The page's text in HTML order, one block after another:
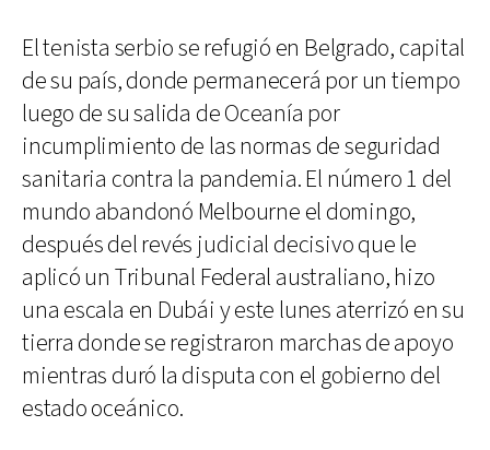
El tenista serbio se refugió en Belgrado, capital
de su país, donde permanecerá por un tiempo
luego de su salida de Oceanía por
incumplimiento de las normas de seguridad
sanitaria contra la pandemia. El número 1 del
mundo abandonó Melbourne el domingo,
después del revés judicial decisivo que le
aplicó un Tribunal Federal australiano, hizo
una escala en Dubái y este lunes aterrizó en su
tierra donde se registraron marchas de apoyo
mientras duró la disputa con el gobierno del
estado oceánico.